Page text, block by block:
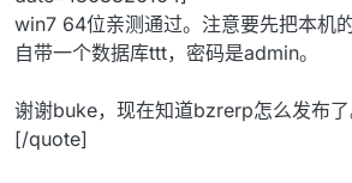
win7 64位亲测通过。注意要先把本机
自带一个数据库ttt，密码是admin。
谢谢buke，现在知道bzrerp怎么发布了
[/quote]